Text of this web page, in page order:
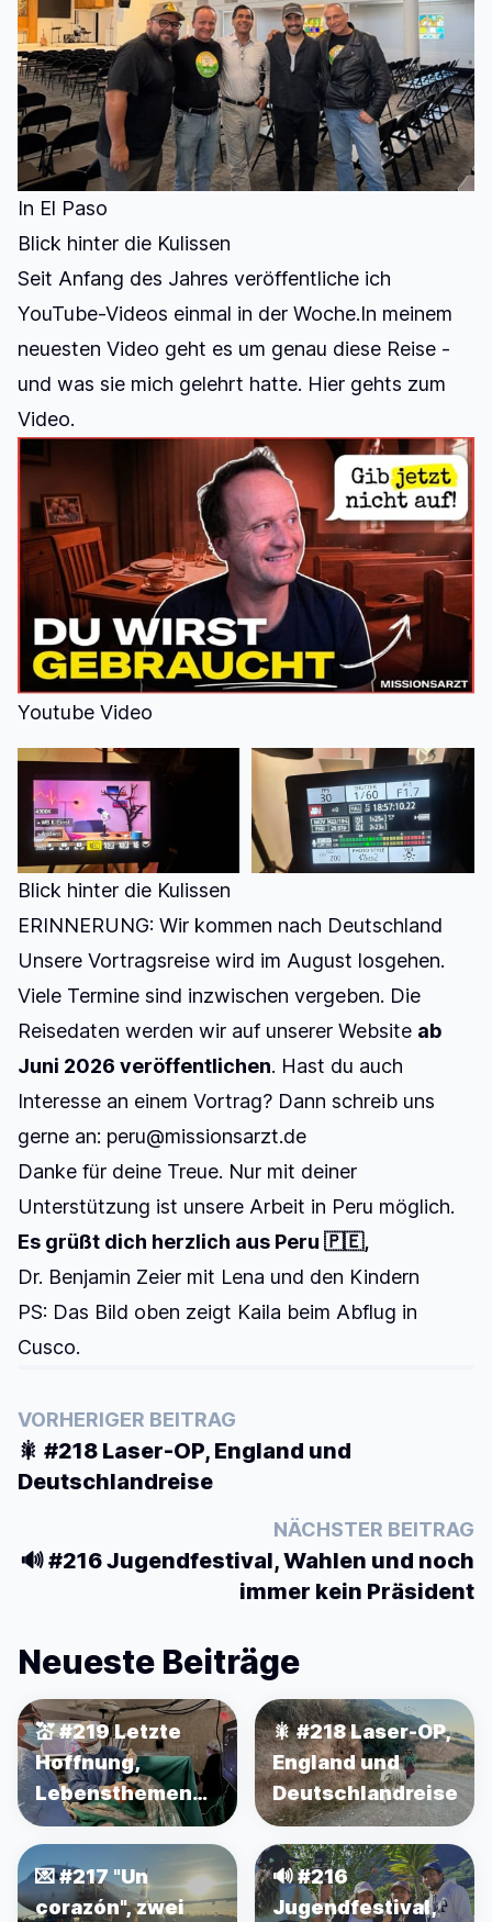
In El Paso
Blick hinter die Kulissen
Seit Anfang des Jahres veröffentliche ich
YouTube-Videos einmal in der Woche.In meinem
neuesten Video geht es um genau diese Reise -
und was sie mich gelehrt hatte. Hier gehts zum
Video.
Youtube Video
Blick hinter die Kulissen
ERINNERUNG: Wir kommen nach Deutschland
Unsere Vortragsreise wird im August losgehen.
Viele Termine sind inzwischen vergeben. Die
Reisedaten werden wir auf unserer Website ab
Juni 2026 veröffentlichen. Hast du auch
Interesse an einem Vortrag? Dann schreib uns
gerne an: peru@missionsarzt.de
Danke für deine Treue. Nur mit deiner
Unterstützung ist unsere Arbeit in Peru möglich.
Es grüßt dich herzlich aus Peru 🇵🇪,
Dr. Benjamin Zeier mit Lena und den Kindern
PS: Das Bild oben zeigt Kaila beim Abflug in
Cusco.
VORHERIGER BEITRAG
🎇 #218 Laser-OP, England und
Deutschlandreise
NÄCHSTER BEITRAG
🔊 #216 Jugendfestival, Wahlen und noch
immer kein Präsident
Neueste Beiträge
💒 #219 Letzte
Hoffnung,
Lebensthemen
und Vorfreude
auf Deutschland
🎇 #218 Laser-OP,
England und
Deutschlandreise
💌 #217 "Un
corazón", zwei
🔊 #216
Jugendfestival,